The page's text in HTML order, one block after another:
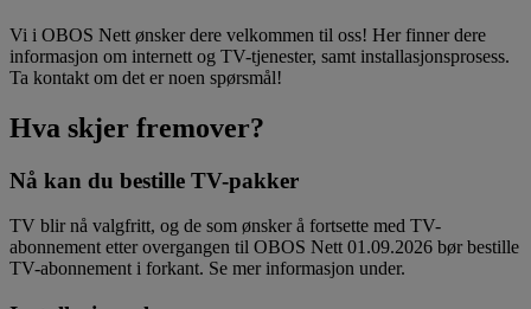
Vi i OBOS Nett ønsker dere velkommen til oss! Her finner dere
informasjon om internett og TV-tjenester, samt installasjonsprosess.
Ta kontakt om det er noen spørsmål!
Hva skjer fremover?
Nå kan du bestille TV-pakker
TV blir nå valgfritt, og de som ønsker å fortsette med TV-
abonnement etter overgangen til OBOS Nett 01.09.2026 bør bestille
TV-abonnement i forkant. Se mer informasjon under.